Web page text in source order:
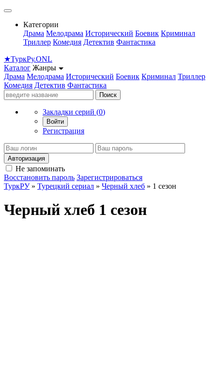
Категории
Драма Мелодрама Исторический Боевик Криминал
Триллер Комедия Детектив Фантастика
★ТуркРу.ONL
Каталог Жанры
Драма Мелодрама Исторический Боевик Криминал Триллер
Комедия Детектив Фантастика
Поиск
Закладки серий (0)
Войти
Регистрация
Авторизация
Не запоминать
Восстановить пароль Зарегистрироваться
ТуркРУ» Турецкий сериал » Черный хлеб » 1 сезон
Черный хлеб 1 сезон